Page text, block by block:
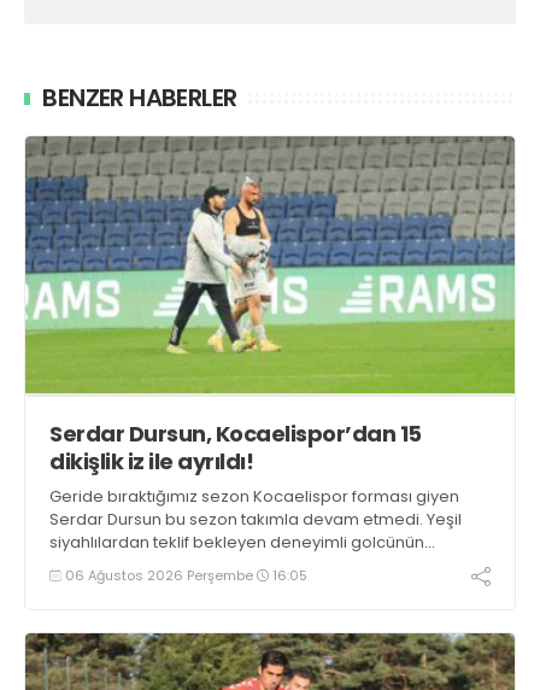
BENZER HABERLER
Serdar Dursun, Kocaelispor’dan 15
dikişlik iz ile ayrıldı!
Geride bıraktığımız sezon Kocaelispor forması giyen
Serdar Dursun bu sezon takımla devam etmedi. Yeşil
siyahlılardan teklif bekleyen deneyimli golcünün
Gaziantep FK ile söz kesecek.
06 Ağustos 2026 Perşembe 16:05